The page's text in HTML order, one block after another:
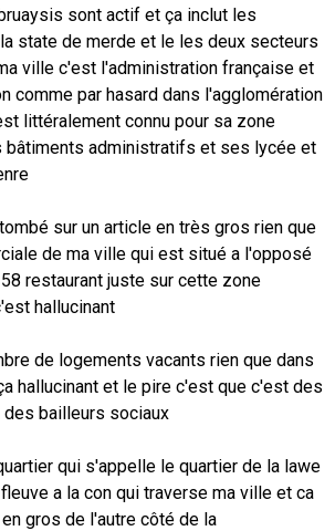
sont actif et ça inclut les
state de merde et le les deux secteurs
ville c'est l'administration française et
comme par hasard dans l'agglomération
littéralement connu pour sa zone
bâtiments administratifs et ses lycée et
sur un article en très gros rien que
de ma ville qui est situé a l'opposé
restaurant juste sur cette zone
hallucinant
de logements vacants rien que dans
hallucinant et le pire c'est que c'est des
des bailleurs sociaux
qui s'appelle le quartier de la lawe
a la con qui traverse ma ville et ca
gros de l'autre côté de la